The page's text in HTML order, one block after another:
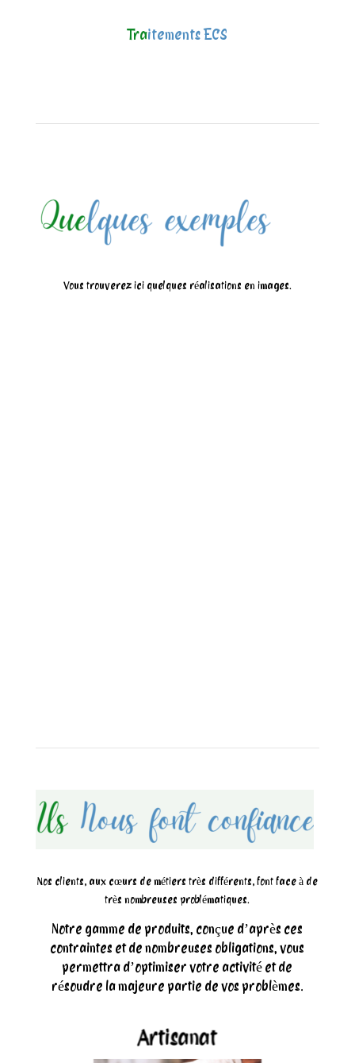
Traitements ECS
Vous trouverez ici quelques réalisations en images.
Nos clients, aux cœurs de métiers très différents, font face à de
très nombreuses problématiques.
Notre gamme de produits, conçue d’après ces
contraintes et de nombreuses obligations, vous
permettra d’optimiser votre activité et de
résoudre la majeure partie de vos problèmes.